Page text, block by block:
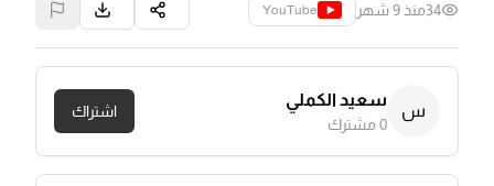
34منذ 9 شهر YouTube
س
سعيد الكملي
0مشترك
اشتراك